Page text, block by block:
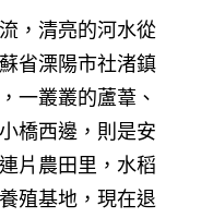
，清亮的河水從
省溧陽市社渚鎮
一叢叢的蘆葦、
橋西邊，則是安
片農田里，水稻
殖基地，現在退